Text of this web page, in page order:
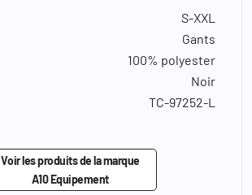
S-XXL
Gants
100% polyester
Noir
TC-97252-L
Voir les produits de la marque
A10 Equipement